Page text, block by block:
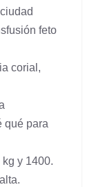
feto
corial,
qué para
y 1400.